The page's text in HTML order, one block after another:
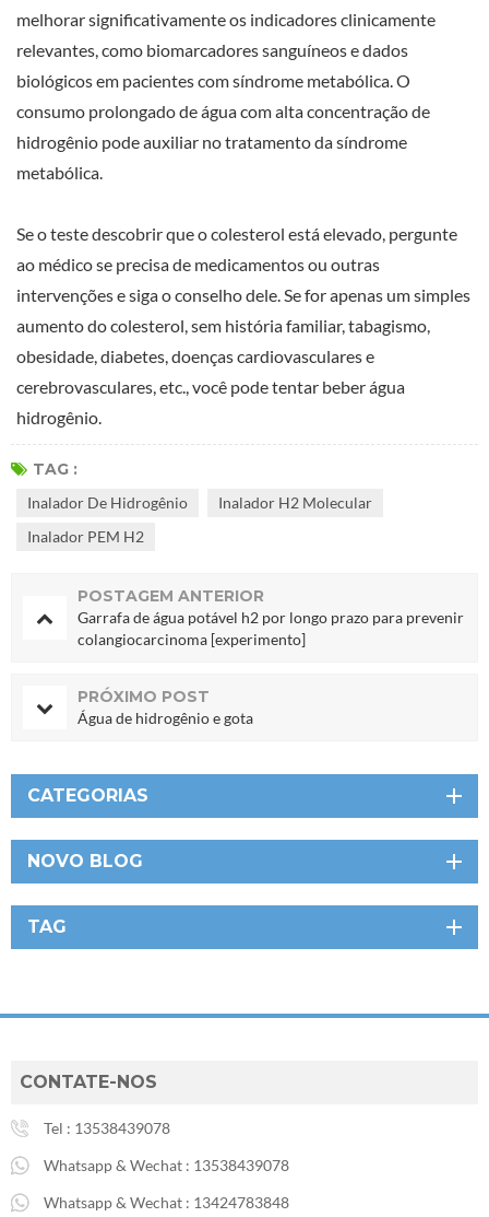
melhorar significativamente os indicadores clinicamente
relevantes, como biomarcadores sanguíneos e dados
biológicos em pacientes com síndrome metabólica. O
consumo prolongado de água com alta concentração de
hidrogênio pode auxiliar no tratamento da síndrome
metabólica.
Se o teste descobrir que o colesterol está elevado, pergunte
ao médico se precisa de medicamentos ou outras
intervenções e siga o conselho dele. Se for apenas um simples
aumento do colesterol, sem história familiar, tabagismo,
obesidade, diabetes, doenças cardiovasculares e
cerebrovasculares, etc., você pode tentar beber água
hidrogênio.
TAG :
Inalador De Hidrogênio
Inalador H2 Molecular
Inalador PEM H2
POSTAGEM ANTERIOR
Garrafa de água potável h2 por longo prazo para prevenir
colangiocarcinoma [experimento]
PRÓXIMO POST
Água de hidrogênio e gota
CATEGORIAS
NOVO BLOG
TAG
CONTATE-NOS
Tel : 13538439078
Whatsapp & Wechat : 13538439078
Whatsapp & Wechat : 13424783848